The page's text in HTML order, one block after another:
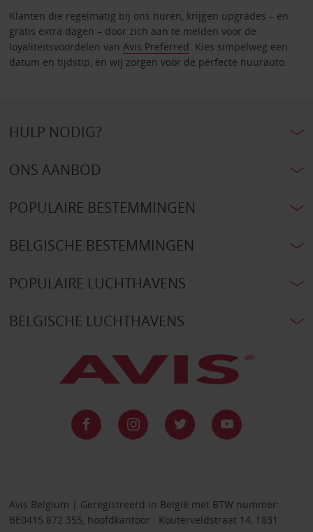
Klanten die regelmatig bij ons huren, krijgen upgrades – en
gratis extra dagen – door zich aan te melden voor de
loyaliteitsvoordelen van Avis Preferred. Kies simpelweg een
datum en tijdstip, en wij zorgen voor de perfecte huurauto.
HULP NODIG?
ONS AANBOD
POPULAIRE BESTEMMINGEN
BELGISCHE BESTEMMINGEN
POPULAIRE LUCHTHAVENS
BELGISCHE LUCHTHAVENS
Avis Belgium | Geregistreerd in België met BTW nummer:
BE0415 872 355, hoofdkantoor : Kouterveldstraat 14, 1831